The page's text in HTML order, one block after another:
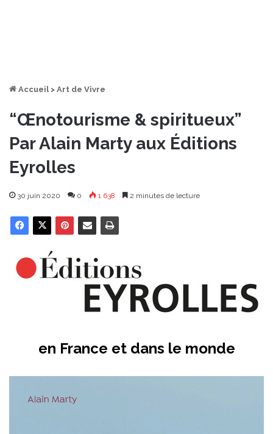
Accueil > Art de Vivre
“Œnotourisme & spiritueux”
Par Alain Marty aux Éditions
Eyrolles
30 juin 2020 0 1 638 2 minutes de lecture
en France et dans le monde